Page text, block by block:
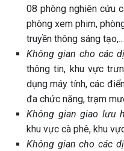
08 phòng nghiên cứu
phòng xem phim,
truyền thông sáng
Không gian cho các
thông tin, khu vực
dụng máy tính, các
đa chức năng, trạm
Không gian giao lưu
khu vực cà phê, khu
Không gian cho các